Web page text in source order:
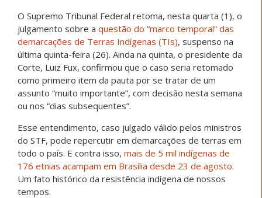
O Supremo Tribunal Federal retoma, nesta quarta (1), o
julgamento sobre a questão do “marco temporal” das
demarcações de Terras Indígenas (TIs), suspenso na
última quinta-feira (26). Ainda na quinta, o presidente da
Corte, Luiz Fux, confirmou que o caso seria retomado
como primeiro item da pauta por se tratar de um
assunto “muito importante”, com decisão nesta semana
ou nos “dias subsequentes”.
Esse entendimento, caso julgado válido pelos ministros
do STF, pode repercutir em demarcações de terras em
todo o país. E contra isso, mais de 5 mil indígenas de
176 etnias acampam em Brasília desde 23 de agosto.
Um fato histórico da resistência indígena de nossos
tempos.